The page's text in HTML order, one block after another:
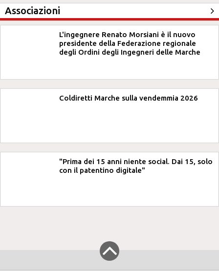
Associazioni
L'ingegnere Renato Morsiani è il nuovo
presidente della Federazione regionale
degli Ordini degli Ingegneri delle Marche
Coldiretti Marche sulla vendemmia 2026
"Prima dei 15 anni niente social. Dai 15, solo
con il patentino digitale"